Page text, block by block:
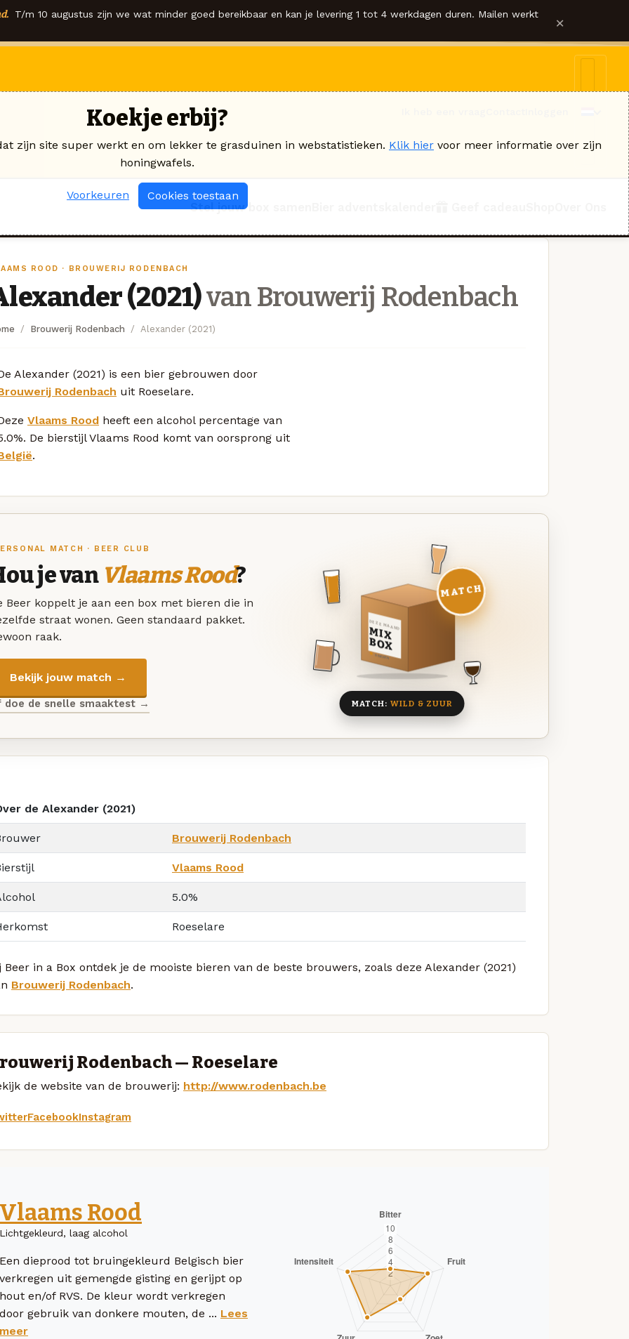
T/m 10 augustus zijn we wat minder goed bereikbaar en kan je levering 1 tot 4 werkdagen duren. Mailen werkt ×
Stel jouw box samen
ROOD · BROUWERIJ RODENBACH
(2021)van Brouwerij Rodenbach
Brouwerij Rodenbach Alexander (2021)
Alexander (2021) is een bier gebrouwen door
Rodenbach uit Roeselare.
Vlaams Rood heeft een alcohol percentage van
De bierstijl Vlaams Rood komt van oorsprong uit
.
MATCH · BEER CLUB
je van Vlaams Rood?
Beer koppelt je aan een box met bieren die in
straat wonen. Geen standaard pakket.
raak.
Bekijk jouw match →
doe de snelle smaaktest →
DEZE MAAND
MIX
BOX
8 BIEREN
MATCH
MATCH: WILD & ZUUR
de Alexander (2021)
Brouwerij Rodenbach
Vlaams Rood
5.0%
Roeselare
Beer in a Box ontdek je de mooiste bieren van de beste brouwers, zoals deze Alexander (2021)
Brouwerij Rodenbach.
Rodenbach — Roeselare
de website van de brouwerij: http://www.rodenbach.be
FacebookInstagram
Vlaams Rood
Lichtgekleurd, laag alcohol
Een dieprood tot bruingekleurd Belgisch bier
verkregen uit gemengde gisting en gerijpt op
hout en/of RVS. De kleur wordt verkregen
door gebruik van donkere mouten, de ... Lees
meer
Koekje erbij?
zijn site super werkt en om lekker te grasduinen in webstatistieken. Klik hier voor meer informatie over zijn
honingwafels.
Voorkeuren Cookies toestaan